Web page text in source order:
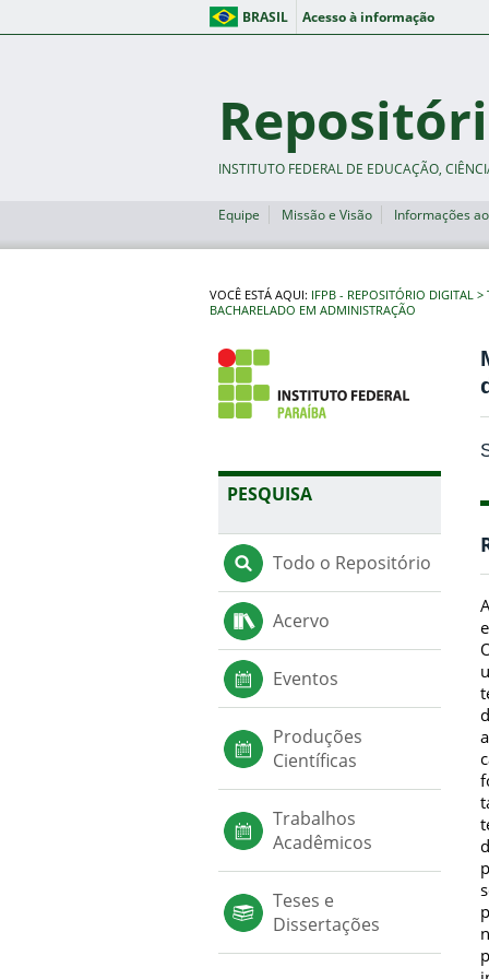
BRASIL Acesso à informação
INSTITUTO FEDERAL DE EDUCAÇÃO,
Equipe Missão e Visão Informações
VOCÊ ESTÁ AQUI: IFPB - REPOSITÓRIO DIGITAL
BACHARELADO EM ADMINISTRAÇÃO
PESQUISA
Todo o Repositório
Acervo
Eventos
Produções
Científicas
Trabalhos
Acadêmicos
Teses e
Dissertações